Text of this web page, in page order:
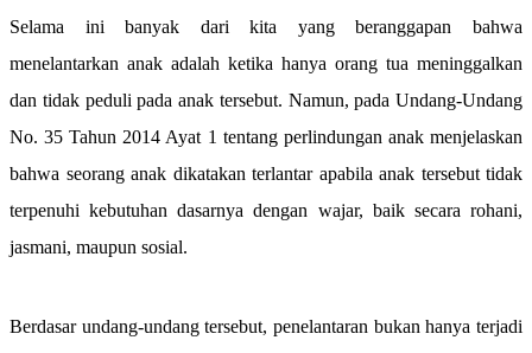
Selama ini banyak dari kita yang beranggapan bahwa
menelantarkan anak adalah ketika hanya orang tua meninggalkan
dan tidak peduli pada anak tersebut. Namun, pada Undang-Undang
No. 35 Tahun 2014 Ayat 1 tentang perlindungan anak menjelaskan
bahwa seorang anak dikatakan terlantar apabila anak tersebut tidak
terpenuhi kebutuhan dasarnya dengan wajar, baik secara rohani,
jasmani, maupun sosial.
Berdasar undang-undang tersebut, penelantaran bukan hanya terjadi